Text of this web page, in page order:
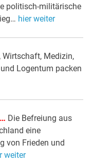
politisch-militärische
hier weiter
Medizin,
Logentum packen
Die Befreiung aus
eine
von Frieden und
weiter